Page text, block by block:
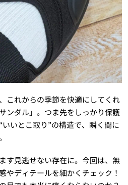
これからの季節を快適にしてくれ
サンダル」。つま先をしっかり保護
いとこ取り”の構造で、瞬く間に
す見逃せない存在に。今回は、無
やディテールを細かくチェック！